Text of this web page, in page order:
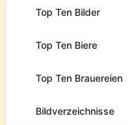
Top Ten Bilder
Top Ten Biere
Top Ten Brauereien
Bildverzeichnisse